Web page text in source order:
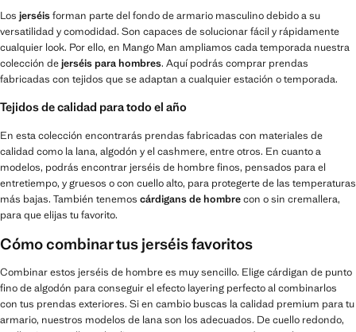
Los jerséisforman parte del fondo de armario masculino debido a su
versatilidad y comodidad. Son capaces de solucionar fácil y rápidamente
cualquier look. Por ello, en Mango Man ampliamos cada temporada nuestra
colección dejerséis para hombres. Aquí podrás comprar prendas
fabricadas con tejidos que se adaptan a cualquier estación o temporada.
Tejidos de calidad para todo el año
En esta colección encontrarás prendas fabricadas con materiales de
calidad como la lana, algodón y el cashmere, entre otros. En cuanto a
modelos, podrás encontrar jerséis de hombre finos, pensados para el
entretiempo, y gruesos o con cuello alto, para protegerte de las temperaturas
más bajas. También tenemos cárdigans de hombrecon o sin cremallera,
para que elijas tu favorito.
Cómo combinar tus jerséis favoritos
Combinar estos jerséis de hombre es muy sencillo. Elige cárdigan de punto
fino de algodón para conseguir el efecto layering perfecto al combinarlos
con tus prendas exteriores. Si en cambio buscas la calidad premium para tu
armario, nuestros modelos de lana son los adecuados. De cuello redondo,